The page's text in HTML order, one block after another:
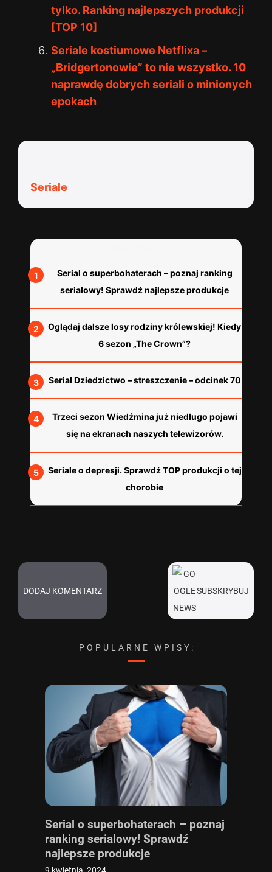
tylko. Ranking najlepszych produkcji
[TOP 10]
Seriale kostiumowe Netflixa –
„Bridgertonowie” to nie wszystko. 10
naprawdę dobrych seriali o minionych
epokach
Seriale
Serial o superbohaterach – poznaj ranking
serialowy! Sprawdź najlepsze produkcje
Oglądaj dalsze losy rodziny królewskiej! Kiedy
6 sezon „The Crown”?
Serial Dziedzictwo – streszczenie – odcinek 70
Trzeci sezon Wiedźmina już niedługo pojawi
się na ekranach naszych telewizorów.
Seriale o depresji. Sprawdź TOP produkcji o tej
chorobie
DODAJ KOMENTARZ SUBSKRYBUJ
POPULARNE WPISY:
Serial o superbohaterach – poznaj
ranking serialowy! Sprawdź
najlepsze produkcje